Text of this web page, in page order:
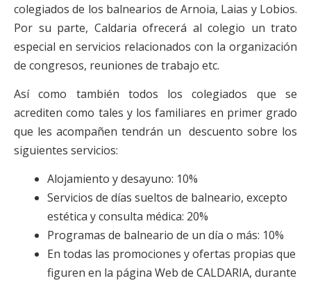
colegiados de los balnearios de Arnoia, Laias y Lobios.
Por su parte, Caldaria ofrecerá al colegio un trato
especial en servicios relacionados con la organización
de congresos, reuniones de trabajo etc.
Así como también todos los colegiados que se
acrediten como tales y los familiares en primer grado
que les acompañen tendrán un descuento sobre los
siguientes servicios:
Alojamiento y desayuno: 10%
Servicios de días sueltos de balneario, excepto
estética y consulta médica: 20%
Programas de balneario de un día o más: 10%
En todas las promociones y ofertas propias que
figuren en la página Web de CALDARIA, durante